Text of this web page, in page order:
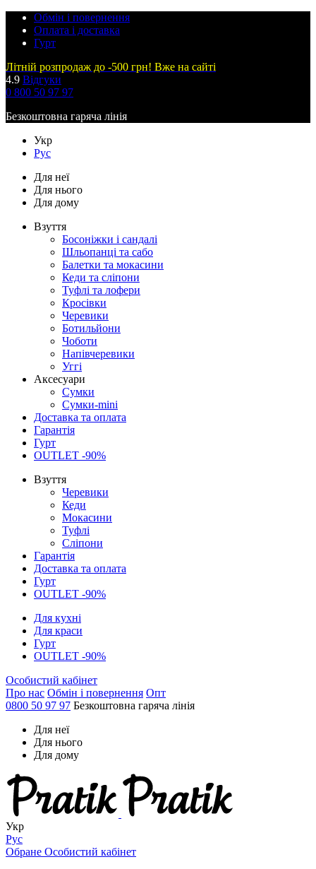
Обмін і повернення
Оплата і доставка
Гурт
Літній розпродаж до -500 грн! Вже на сайті
4.9 Відгуки
0 800 50 97 97
Безкоштовна гаряча лінія
Укр
Рус
Для неї
Для нього
Для дому
Взуття
Босоніжки і сандалі
Шльопанці та сабо
Балетки та мокасини
Кеди та сліпони
Туфлі та лофери
Кросівки
Черевики
Ботильйони
Чоботи
Напівчеревики
Уггі
Аксесуари
Сумки
Сумки-mini
Доставка та оплата
Гарантія
Гурт
OUTLET -90%
Взуття
Черевики
Кеди
Мокасини
Туфлі
Сліпони
Гарантія
Доставка та оплата
Гурт
OUTLET -90%
Для кухні
Для краси
Гурт
OUTLET -90%
Особистий кабінет
Про нас Обмін і повернення Опт
0800 50 97 97 Безкоштовна гаряча лінія
Для неї
Для нього
Для дому
Укр
Рус
Обране Особистий кабінет